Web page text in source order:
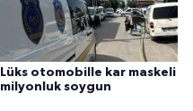
Lüks otomobille kar maskeli
milyonluk soygun